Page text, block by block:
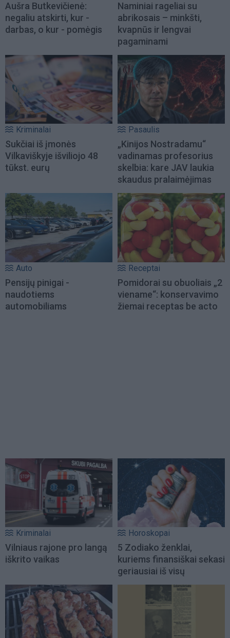
Aušra Butkevičienė:
negaliu atskirti, kur -
darbas, o kur - pomėgis
Naminiai rageliai su
abrikosais – minkšti,
kvapnūs ir lengvai
pagaminami
Kriminalai
Sukčiai iš įmonės
Vilkaviškyje išviliojo 48
tūkst. eurų
Pasaulis
„Kinijos Nostradamu“
vadinamas profesorius
skelbia: kare JAV laukia
skaudus pralaimėjimas
Auto
Pensijų pinigai -
naudotiems
automobiliams
Receptai
Pomidorai su obuoliais „2
viename“: konservavimo
žiemai receptas be acto
Kriminalai
Vilniaus rajone pro langą
iškrito vaikas
Horoskopai
5 Zodiako ženklai,
kuriems finansiškai sekasi
geriausiai iš visų